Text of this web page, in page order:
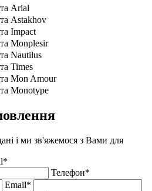
і ми зв'яжемося з Вами для
Телефон*
Email*